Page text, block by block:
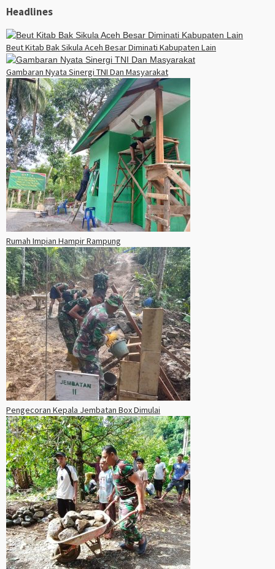
Headlines
Beut Kitab Bak Sikula Aceh Besar Diminati Kabupaten Lain
Gambaran Nyata Sinergi TNI Dan Masyarakat
Rumah Impian Hampir Rampung
Pengecoran Kepala Jembatan Box Dimulai